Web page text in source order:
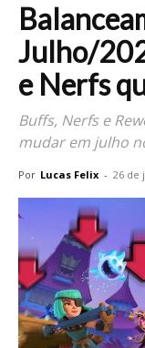
Julho/
e Nerfs
Buffs, Nerfs e
mudar em julho
Por Lucas Felix - 26 de